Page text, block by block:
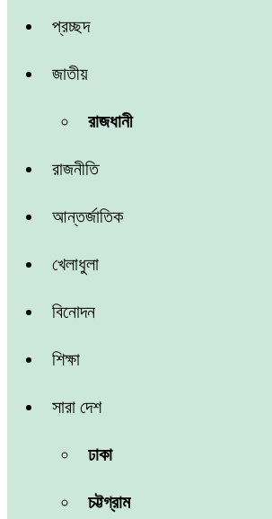
প্রচ্ছদ
জাতীয়
রাজধানী
রাজনীতি
আন্তর্জাতিক
খেলাধুলা
বিনোদন
শিক্ষা
সারা দেশ
ঢাকা
চট্টগ্রাম